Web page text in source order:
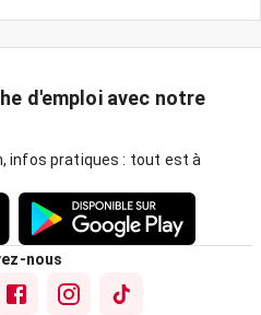
d'emploi avec notre
infos pratiques : tout est à
nous